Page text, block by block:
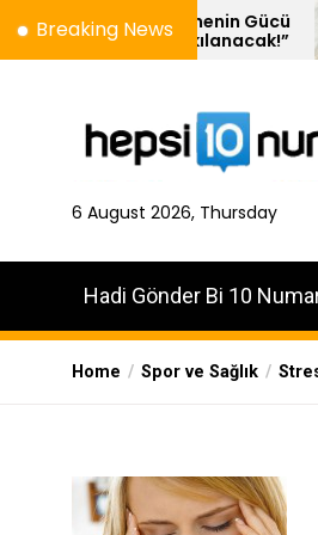
Breaking News
Gücü
6 August 2026, Thursday
Hadi Gönder Bi 10
Home Spor ve Sağlık